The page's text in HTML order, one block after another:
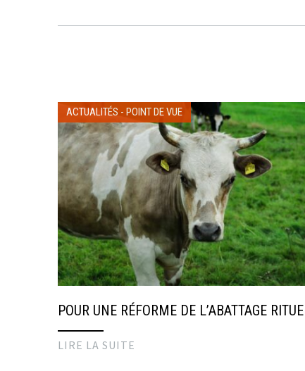
ACTUALITÉS - POINT DE VUE
POUR UNE RÉFORME DE L’ABATTAGE
LIRE LA SUITE